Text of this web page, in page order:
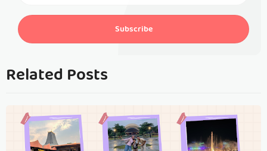
Subscribe
Related Posts